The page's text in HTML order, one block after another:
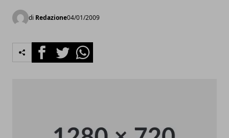
di Redazione04/01/2009
FacebookTwitterWhatsapp